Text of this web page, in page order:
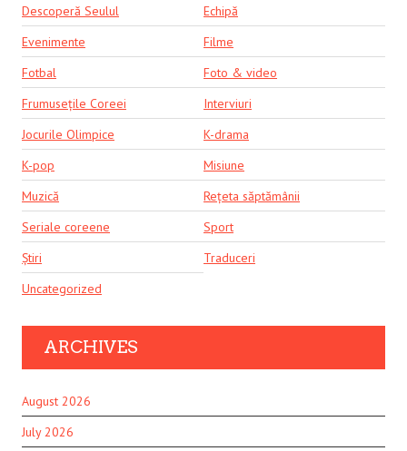
Descoperă Seulul
Echipă
Evenimente
Filme
Fotbal
Foto & video
Frumusețile Coreei
Interviuri
Jocurile Olimpice
K-drama
K-pop
Misiune
Muzică
Rețeta săptămânii
Seriale coreene
Sport
Știri
Traduceri
Uncategorized
ARCHIVES
August 2026
July 2026